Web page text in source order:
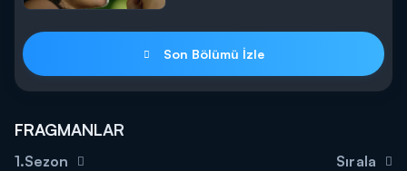
Son Bölümü İzle
FRAGMANLAR
1.Sezon Sırala